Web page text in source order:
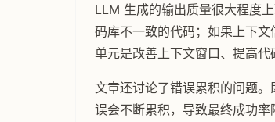
LLM 生成的输出质量很大程度
码库不一致的代码；如果上下
单元是改善上下文窗口、提高代
文章还讨论了错误累积的问题
误会不断累积，导致最终成功